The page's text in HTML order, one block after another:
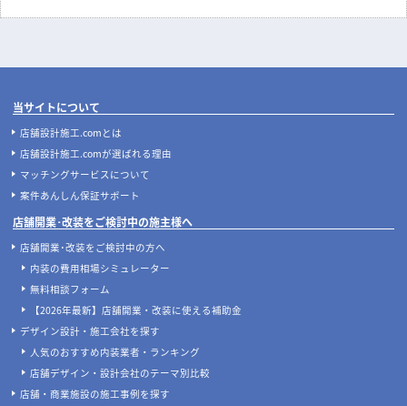
当サイトについて
店舗設計施工.comとは
店舗設計施工.comが選ばれる理由
マッチングサービスについて
案件あんしん保証サポート
店舗開業･改装をご検討中の施主様へ
店舗開業･改装をご検討中の方へ
内装の費用相場シミュレーター
無料相談フォーム
【2026年最新】店舗開業・改装に使える補助金
デザイン設計・施工会社を探す
人気のおすすめ内装業者・ランキング
店舗デザイン・設計会社のテーマ別比較
店舗・商業施設の施工事例を探す